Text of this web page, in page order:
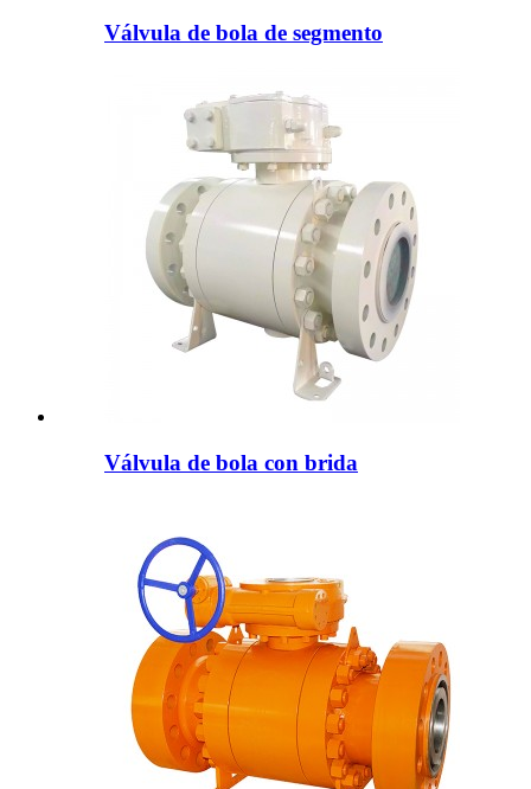
Válvula de bola de segmento
Válvula de bola con brida